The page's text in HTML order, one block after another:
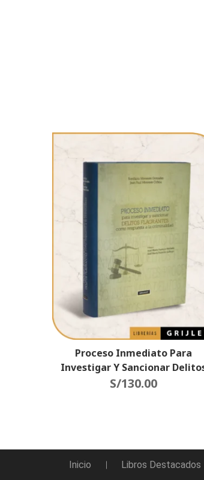
Proceso Inmediato Para
Investigar Y Sancionar
Flagrantes Como Respuesta De
S/130.00
Inicio Libros Destacados